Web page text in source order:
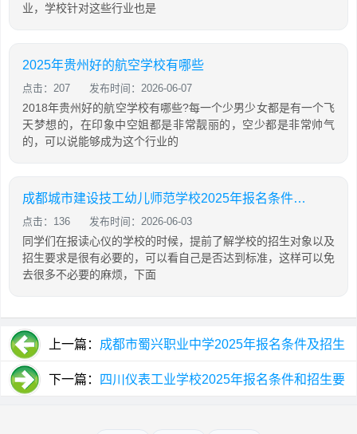
业，学校针对这些行业也是
2025年贵州好的航空学校有哪些
点击：207 发布时间：2026-06-07
2018年贵州好的航空学校有哪些?每一个少男少女都是有一个飞
天梦想的，在印象中空姐都是非常靓丽的，空少都是非常帅气
的，可以说能够成为这个行业的
成都城市建设技工幼儿师范学校2025年报名条件、招生对象
点击：136 发布时间：2026-06-03
同学们在报读心仪的学校的时候，提前了解学校的招生对象以及
招生要求是很有必要的，可以看自己是否达到标准，这样可以免
去很多不必要的麻烦，下面
上一篇： 成都市蜀兴职业中学2025年报名条件及招生
要求 下一篇： 四川仪表工业学校2025年报名条件和招生要